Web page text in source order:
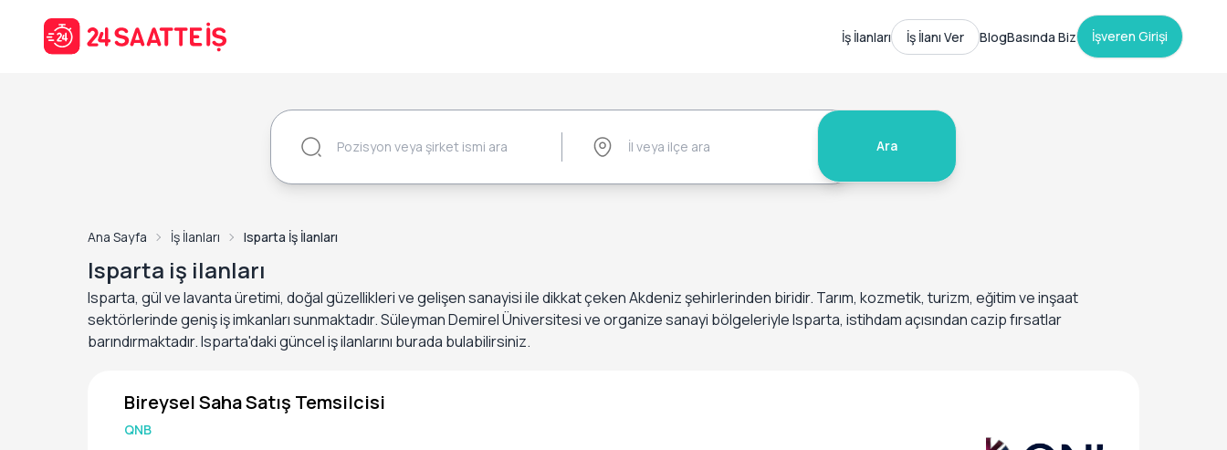
İş İlanları İş İlanı Ver BlogBasında Biz İşveren Girişi
Ara
Ana Sayfa İş İlanları Isparta İş İlanları
Isparta iş ilanları
Isparta, gül ve lavanta üretimi, doğal güzellikleri ve gelişen sanayisi ile dikkat çeken Akdeniz şehirlerinden biridir. Tarım, kozmetik, turizm, eğitim ve inşaat
sektörlerinde geniş iş imkanları sunmaktadır. Süleyman Demirel Üniversitesi ve organize sanayi bölgeleriyle Isparta, istihdam açısından cazip fırsatlar
barındırmaktadır. Isparta'daki güncel iş ilanlarını burada bulabilirsiniz.
Bireysel Saha Satış Temsilcisi
QNB